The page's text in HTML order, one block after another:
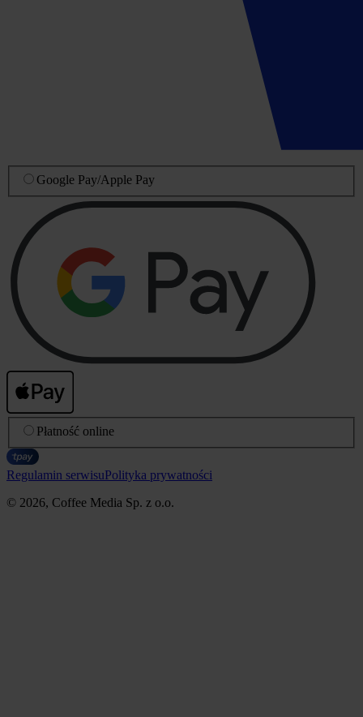
Google Pay/Apple Pay
Płatność online
Regulamin serwisuPolityka prywatności
© 2026, Coffee Media Sp. z o.o.